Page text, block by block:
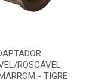
ROSCÁVEL
- TIGRE